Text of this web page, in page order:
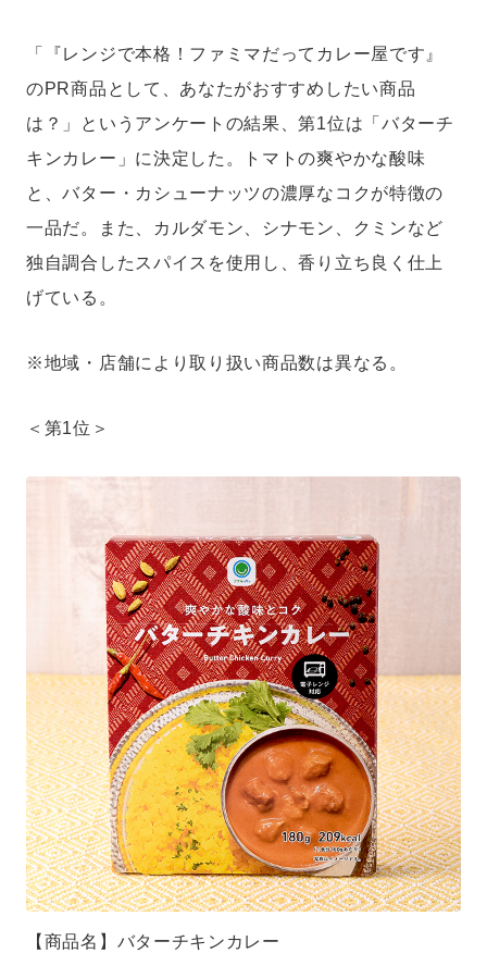
「『レンジで本格！ファミマだってカレー屋です』
のPR商品として、あなたがおすすめしたい商品
は？」というアンケートの結果、第1位は「バターチ
キンカレー」に決定した。トマトの爽やかな酸味
と、バター・カシューナッツの濃厚なコクが特徴の
一品だ。また、カルダモン、シナモン、クミンなど
独自調合したスパイスを使用し、香り立ち良く仕上
げている。
※地域・店舗により取り扱い商品数は異なる。
＜第1位＞
【商品名】バターチキンカレー